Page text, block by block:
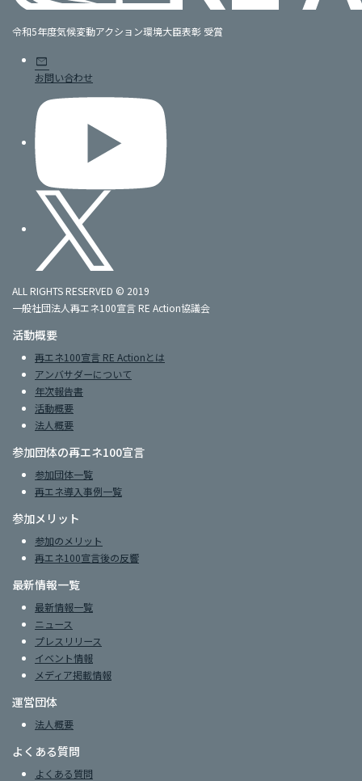
令和5年度気候変動アクション環境大臣表彰 受賞
mail
お問い合わせ
ALL RIGHTS RESERVED © 2019
一般社団法人再エネ100宣言 RE Action協議会
活動概要
再エネ100宣言 RE Actionとは
アンバサダーについて
年次報告書
活動概要
法人概要
参加団体の再エネ100宣言
参加団体一覧
再エネ導入事例一覧
参加メリット
参加のメリット
再エネ100宣言後の反響
最新情報一覧
最新情報一覧
ニュース
プレスリリース
イベント情報
メディア掲載情報
運営団体
法人概要
よくある質問
よくある質問